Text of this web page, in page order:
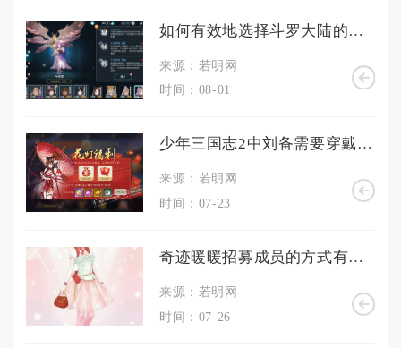
如何有效地选择斗罗大陆的白虎武魂
来源：若明网
时间：08-01
少年三国志2中刘备需要穿戴什么装备
来源：若明网
时间：07-23
奇迹暖暖招募成员的方式有哪些
来源：若明网
时间：07-26